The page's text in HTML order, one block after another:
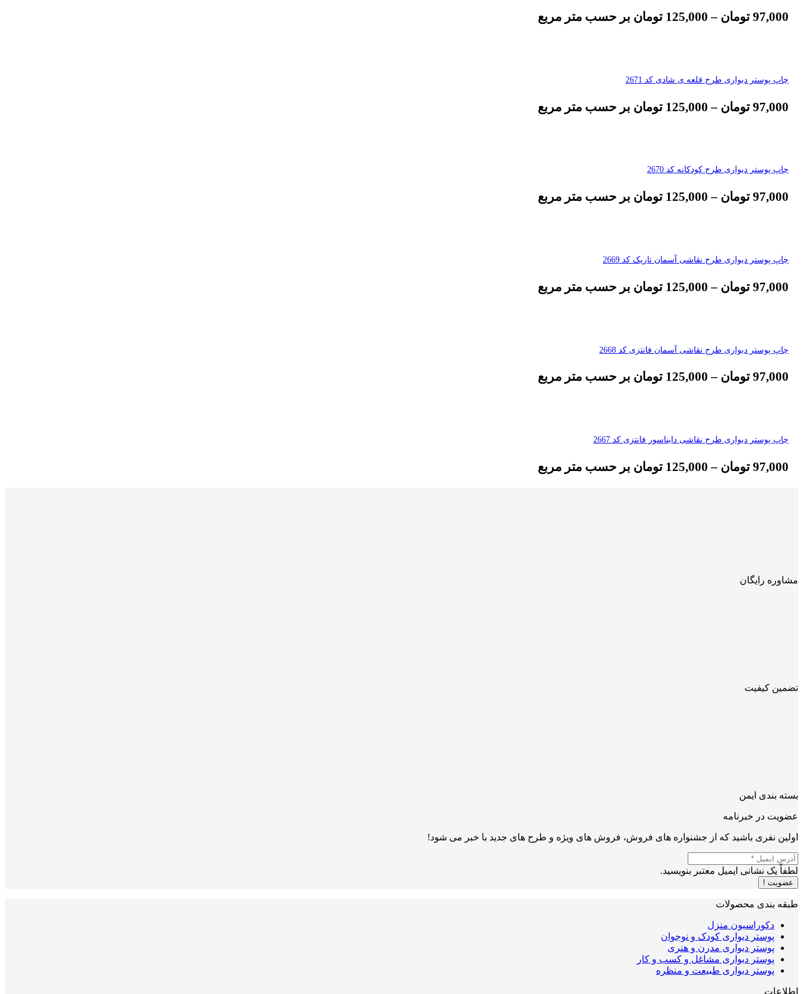
97,000 تومان –
125,000 تومان بر حسب متر مربع
چاپ پوستر دیواری طرح قلعه ی شادی کد 2671
97,000 تومان –
125,000 تومان بر حسب متر مربع
چاپ پوستر دیواری طرح کودکانه کد 2670
97,000 تومان –
125,000 تومان بر حسب متر مربع
چاپ پوستر دیواری طرح نقاشی آسمان تاریک کد 2669
97,000 تومان –
125,000 تومان بر حسب متر مربع
چاپ پوستر دیواری طرح نقاشی آسمان فانتزی کد 2668
97,000 تومان –
125,000 تومان بر حسب متر مربع
چاپ پوستر دیواری طرح نقاشی دایناسور فانتزی کد 2667
97,000 تومان –
125,000 تومان بر حسب متر مربع
مشاوره رایگان
تضمین کیفیت
بسته بندی ایمن
عضویت در خبرنامه
اولین نفری باشید که از جشنواره های فروش، فروش های ویژه و طرح های جدید با خبر می شود!
لطفاً یک نشانی ایمیل معتبر بنویسید.
عضویت !
طبقه بندی محصولات
دکوراسیون منزل
پوستر دیواری کودک و نوجوان
پوستر دیواری مدرن و هنری
پوستر دیواری مشاغل و کسب و کار
پوستر دیواری طبیعت و منظره
اطلاعات